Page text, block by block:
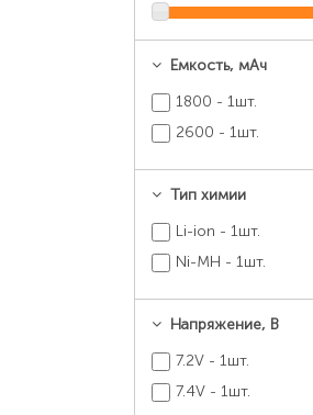
Емкость, мАч
1800 - 1шт.
2600 - 1шт.
Тип химии
Li-ion - 1шт.
Ni-MH - 1шт.
Напряжение, В
7.2V - 1шт.
7.4V - 1шт.